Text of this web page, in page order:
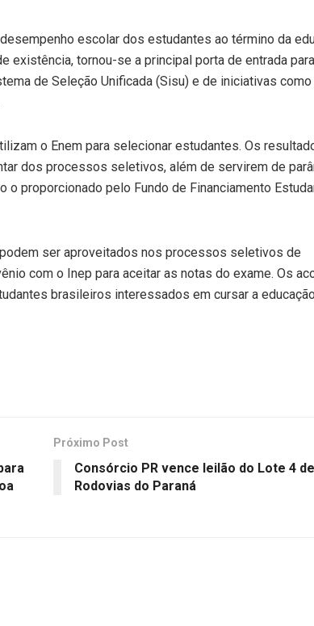
escolar dos estudantes ao término da
existência, tornou-se a principal porta de entrada
de Seleção Unificada (Sisu) e de iniciativas como
o Enem para selecionar estudantes. Os
dos processos seletivos, além de servirem de
proporcionado pelo Fundo de Financiamento
ser aproveitados nos processos seletivos de
com o Inep para aceitar as notas do exame. Os
brasileiros interessados em cursar a educação
Próximo Post
Consórcio PR vence leilão do Lote 4 de
Rodovias do Paraná